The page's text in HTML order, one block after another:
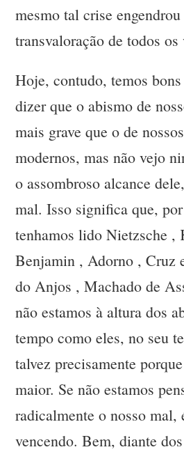
mesmo tal crise
transvaloração de todos os
Hoje, contudo, temos
dizer que o abismo de
mais grave que o de
modernos, mas não vejo
o assombroso alcance
mal. Isso significa que,
tenhamos lido Nietzsche ,
Benjamin , Adorno , Cruz
do Anjos , Machado de
não estamos à altura dos
tempo como eles, no seu
talvez precisamente
maior. Se não estamos
radicalmente o nosso mal,
vencendo. Bem, diante